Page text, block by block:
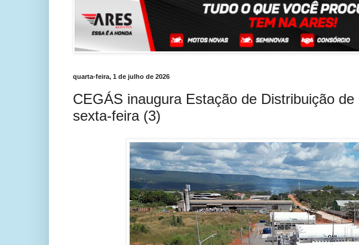
quarta-feira, 1 de julho de 2026
CEGÁS inaugura Estação de Distribuição
sexta-feira (3)